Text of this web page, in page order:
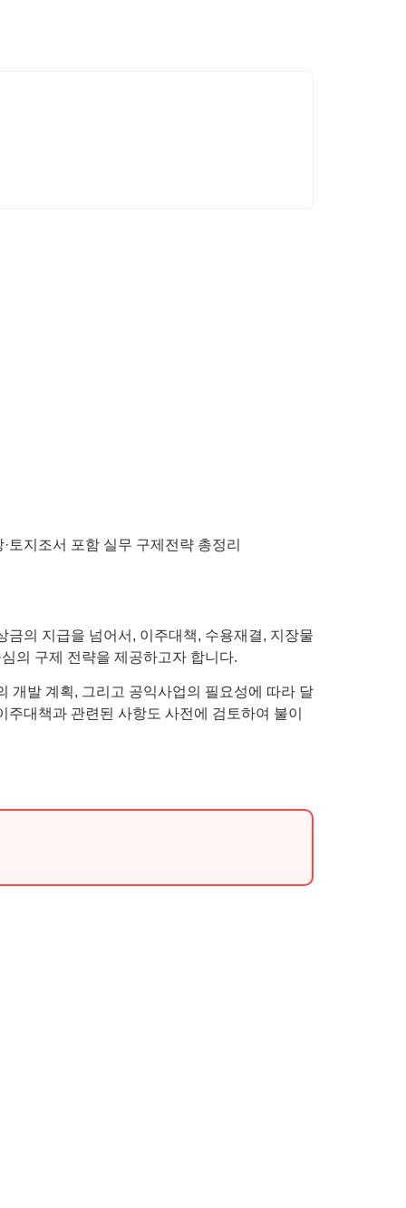
의 지급을 넘어서, 이주대책, 수용재결, 지장물
의 구제 전략을 제공하고자 합니다.
개발 계획, 그리고 공익사업의 필요성에 따라 달
대책과 관련된 사항도 사전에 검토하여 불이